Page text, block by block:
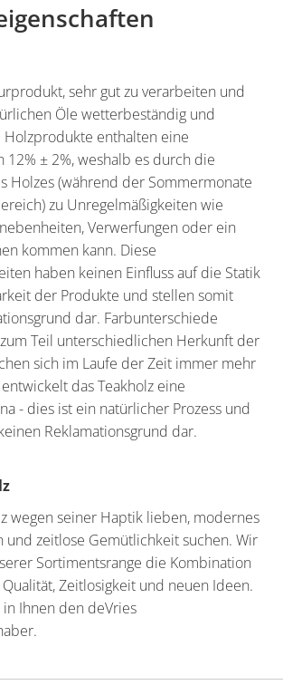
sehr gut zu verarbeiten und
Öle wetterbeständig und
Holzprodukte enthalten eine
12% ± 2%, weshalb es durch die
Holzes (während der Sommermonate
zu Unregelmäßigkeiten wie
Verwerfungen oder ein
kommen kann. Diese
haben keinen Einfluss auf die Statik
der Produkte und stellen somit
dar. Farbunterschiede
Teil unterschiedlichen Herkunft der
sich im Laufe der Zeit immer mehr
das Teakholz eine
- dies ist ein natürlicher Prozess und
Reklamationsgrund dar.
wegen seiner Haptik lieben, modernes
und zeitlose Gemütlichkeit suchen. Wir
Sortimentsrange die Kombination
Zeitlosigkeit und neuen Ideen.
in Ihnen den deVries